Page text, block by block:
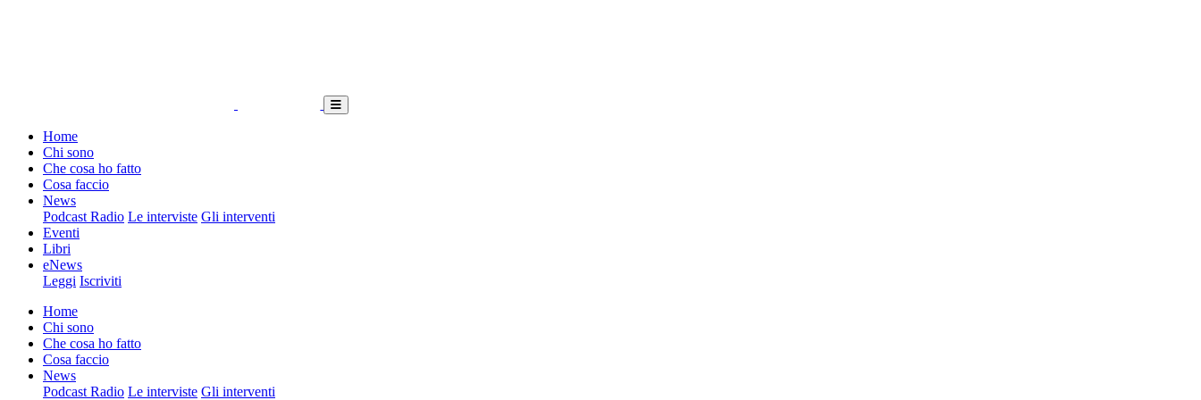
Home
Chi sono
Che cosa ho fatto
Cosa faccio
News
Podcast Radio Le interviste Gli interventi
Eventi
Libri
eNews
Leggi Iscriviti
Home
Chi sono
Che cosa ho fatto
Cosa faccio
News
Podcast Radio Le interviste Gli interventi